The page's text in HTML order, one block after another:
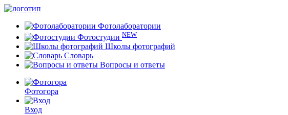
Фотолаборатории
Фотостудии NEW
Школы фотографий
Словарь
Вопросы и ответы
Фотогора
Вход